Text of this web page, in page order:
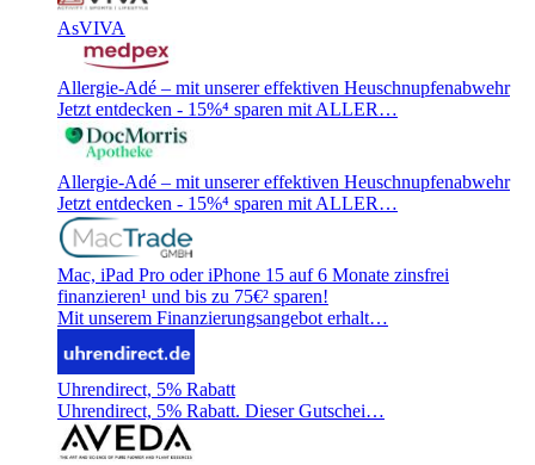
AsVIVA
Allergie-Adé – mit unserer effektiven Heuschnupfenabwehr
Jetzt entdecken - 15%⁴ sparen mit ALLER…
Allergie-Adé – mit unserer effektiven Heuschnupfenabwehr
Jetzt entdecken - 15%⁴ sparen mit ALLER…
Mac, iPad Pro oder iPhone 15 auf 6 Monate zinsfrei
finanzieren¹ und bis zu 75€² sparen!
Mit unserem Finanzierungsangebot erhalt…
Uhrendirect, 5% Rabatt
Uhrendirect, 5% Rabatt. Dieser Gutschei…